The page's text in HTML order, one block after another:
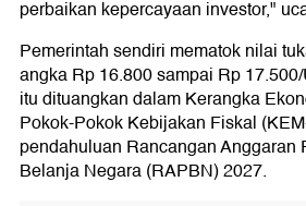
perbaikan kepercayaan investor,"
Pemerintah sendiri mematok nilai
angka Rp 16.800 sampai Rp
itu dituangkan dalam Kerangka
Pokok-Pokok Kebijakan Fiskal
pendahuluan Rancangan Anggaran
Belanja Negara (RAPBN) 2027.